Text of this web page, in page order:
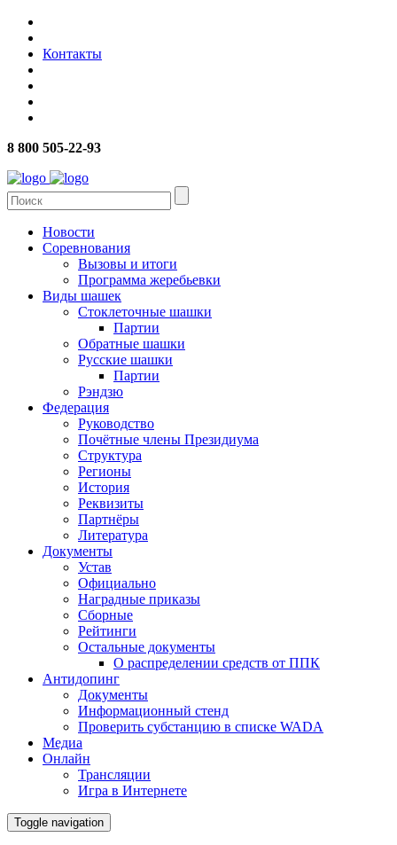
Контакты
8 800 505-22-93
Новости
Соревнования
Вызовы и итоги
Программа жеребьевки
Виды шашек
Стоклеточные шашки
Партии
Обратные шашки
Русские шашки
Партии
Рэндзю
Федерация
Руководство
Почётные члены Президиума
Структура
Регионы
История
Реквизиты
Партнёры
Литература
Документы
Устав
Официально
Наградные приказы
Сборные
Рейтинги
Остальные документы
О распределении средств от ППК
Антидопинг
Документы
Информационный стенд
Проверить субстанцию в списке WADA
Медиа
Онлайн
Трансляции
Игра в Интернете
Toggle navigation